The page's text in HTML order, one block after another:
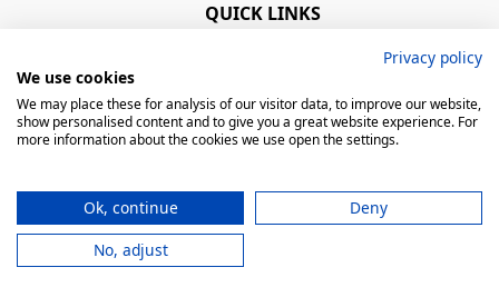
QUICK LINKS
© 2026 BIBUS, all rights reserved
powered by polynorm
Légales
vente
données
Privacy policy
We use cookies
We may place these for analysis of our visitor data, to improve our website,
show personalised content and to give you a great website experience. For
more information about the cookies we use open the settings.
Ok, continue
Deny
No, adjust